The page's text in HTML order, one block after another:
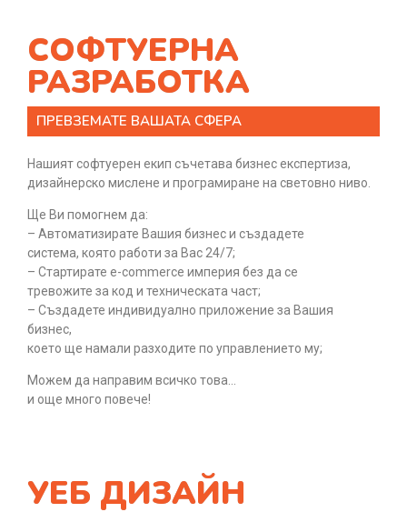
СОФТУЕРНА
РАЗРАБОТКА
ПРЕВЗЕМАТЕ ВАШАТА СФЕРА
Нашият софтуерен екип съчетава бизнес експертиза,
дизайнерско мислене и програмиране на световно ниво.
Ще Ви помогнем да:
– Автоматизирате Вашия бизнес и създадете
система, която работи за Вас 24/7;
– Стартирате e-commerce империя без да се
тревожите за код и техническата част;
– Създадете индивидуално приложение за Вашия
бизнес,
което ще намали разходите по управлението му;
Можем да направим всичко това…
и още много повече!
УЕБ ДИЗАЙН